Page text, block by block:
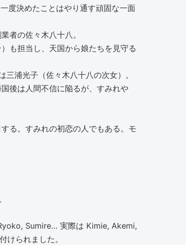
度決めたことはやり通す頑固な一面
者の佐々木八十八。
も担当し、天国から娘たちを見守る
浦光子（佐々木八十八の次女）。
後は人間不信に陥るが、すみれや
る。すみれの初恋の人でもある。モ
Sumire… 実際は Kimie, Akemi,
られました。